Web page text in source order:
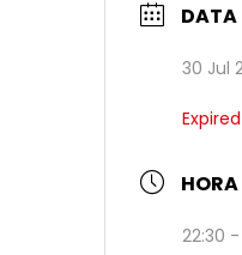
DATA
30 Jul
HORA
22:30 -